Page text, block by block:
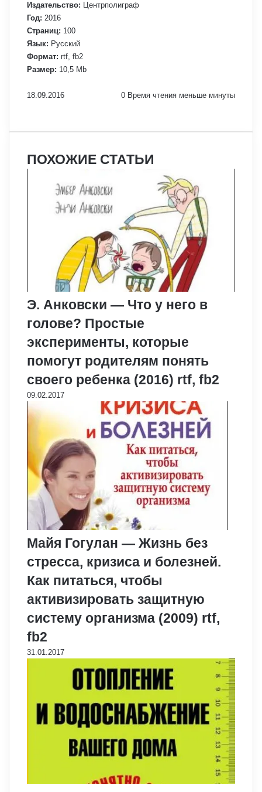
Издательство: Центрполиграф
Год: 2016
Страниц: 100
Язык: Русский
Формат: rtf, fb2
Размер: 10,5 Mb
18.09.2016 0 Время чтения меньше минуты
ПОХОЖИЕ СТАТЬИ
Э. Анковски — Что у него в
голове? Простые
эксперименты, которые
помогут родителям понять
своего ребенка (2016) rtf, fb2
09.02.2017
Майя Гогулан — Жизнь без
стресса, кризиса и болезней.
Как питаться, чтобы
активизировать защитную
систему организма (2009) rtf,
fb2
31.01.2017